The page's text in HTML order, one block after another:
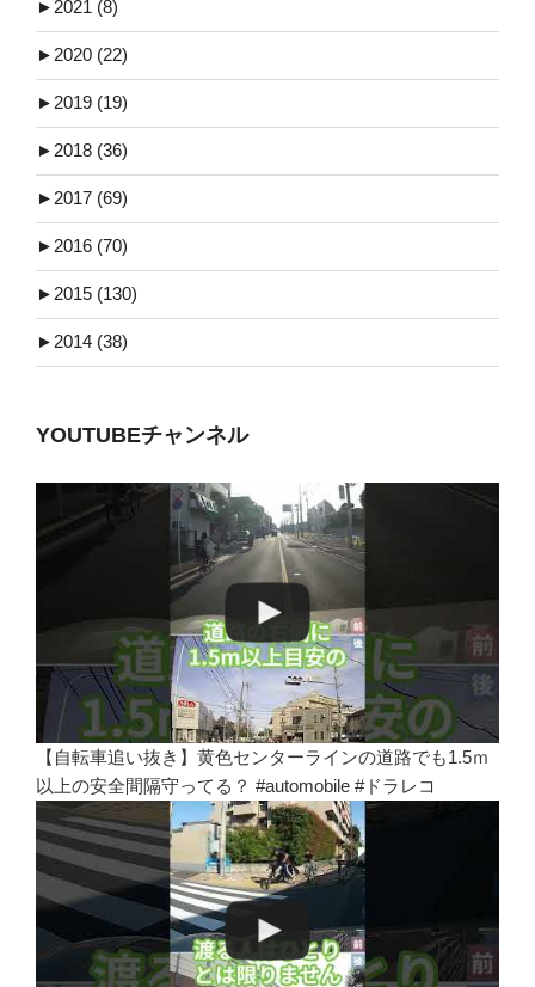
► 2021 (8)
► 2020 (22)
► 2019 (19)
► 2018 (36)
► 2017 (69)
► 2016 (70)
► 2015 (130)
► 2014 (38)
YOUTUBEチャンネル
【自転車追い抜き】黄色センターラインの道路でも1.5ｍ
以上の安全間隔守ってる？ #automobile #ドラレコ